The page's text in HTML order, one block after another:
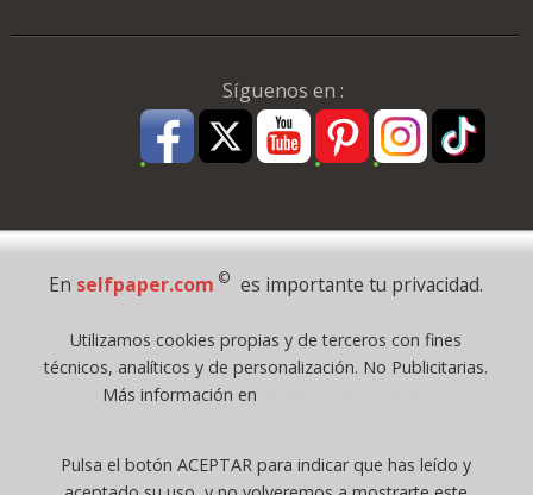
Síguenos en :
Pago Seguro
Todos los derechos reservados
©selfpaper.com, y las webs de ©gruposelfpaper.org están gestionadas, y
Registro Mercantil de Valencia ( España ) CEE:
En selfpaper.com © es importante tu privacidad.
Utilizamos cookies propias y de terceros con fines
técnicos, analíticos y de personalización. No Publicitarias.
Más información en
Pulsa el botón ACEPTAR para indicar que has leído y